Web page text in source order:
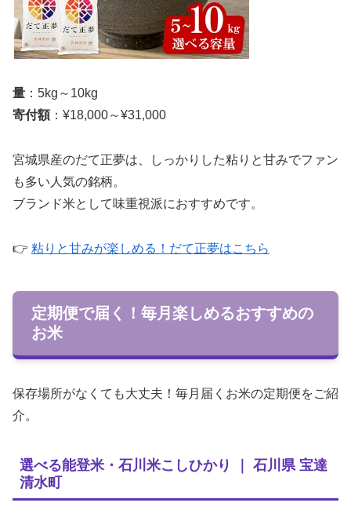
量 ：5kg～10kg
寄付額 ：¥18,000～¥31,000
宮城県産のだて正夢は、しっかりした粘りと甘みでファン
も多い人気の銘柄。
ブランド米として味重視派におすすめです。
👉 粘りと甘みが楽しめる！だて正夢はこちら
定期便で届く！毎月楽しめるおすすめの
お米
保存場所がなくても大丈夫！毎月届くお米の定期便をご紹
介。
選べる能登米・石川米こしひかり ｜ 石川県 宝達
清水町